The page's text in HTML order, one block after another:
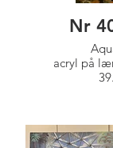
Nr
acryl på